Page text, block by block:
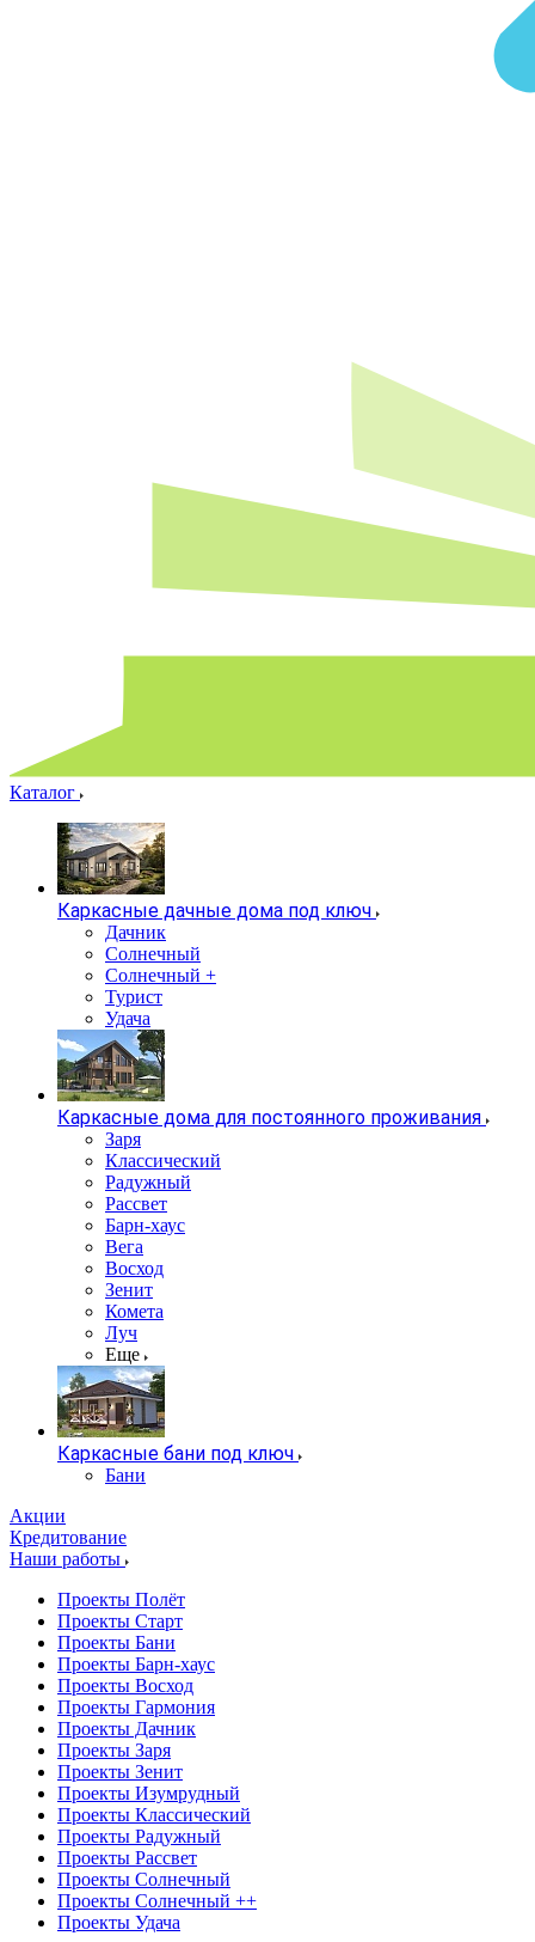
Каталог
Каркасные дачные дома под ключ
Дачник
Солнечный
Солнечный +
Турист
Удача
Каркасные дома для постоянного проживания
Заря
Классический
Радужный
Рассвет
Барн-хаус
Вега
Восход
Зенит
Комета
Луч
Еще
Каркасные бани под ключ
Бани
Акции
Кредитование
Наши работы
Проекты Полёт
Проекты Старт
Проекты Бани
Проекты Барн-хаус
Проекты Восход
Проекты Гармония
Проекты Дачник
Проекты Заря
Проекты Зенит
Проекты Изумрудный
Проекты Классический
Проекты Радужный
Проекты Рассвет
Проекты Солнечный
Проекты Солнечный ++
Проекты Удача